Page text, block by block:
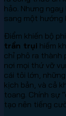
hảo. Nhưng
sang một hướng
Điểm khiến bộ
trần trụi hiếm
chỉ phô ra thành
nơi mọi thứ vỡ
cái tôi lớn,
kịch bản, và cả
toang. Chính sự
tạo nên tiếng